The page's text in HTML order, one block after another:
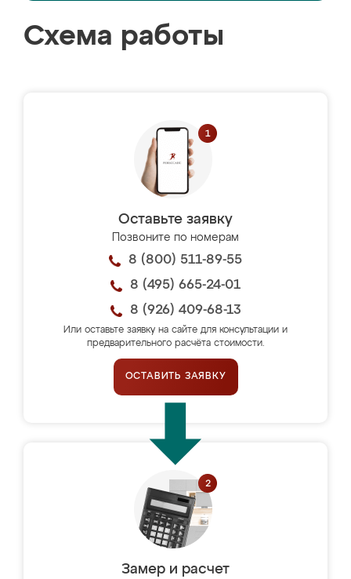
Схема работы
Оставьте заявку
Позвоните по номерам
8 (800) 511-89-55
8 (495) 665-24-01
8 (926) 409-68-13
Или оставьте заявку на сайте для консультации и
предварительного расчёта стоимости.
ОСТАВИТЬ ЗАЯВКУ
Замер и расчет